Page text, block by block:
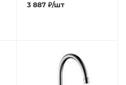
3 887₽/шт